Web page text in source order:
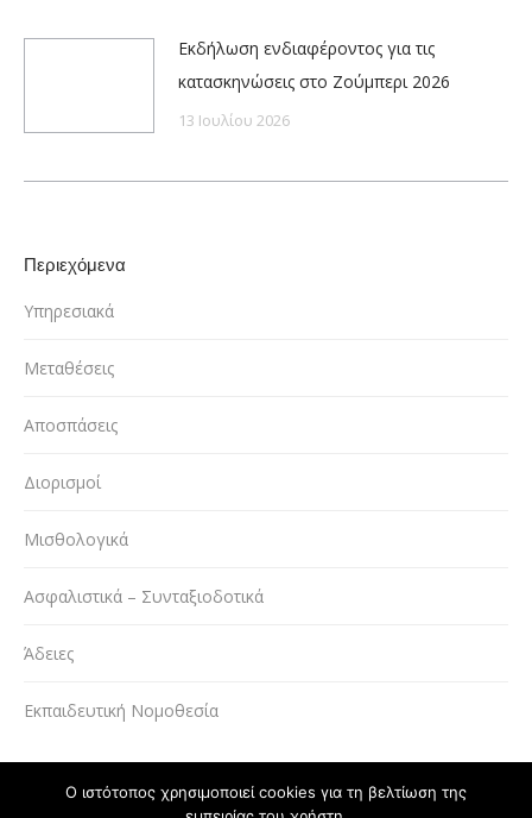
Εκδήλωση ενδιαφέροντος για τις
κατασκηνώσεις στο Ζούμπερι 2026
13 Ιουλίου 2026
Περιεχόμενα
Υπηρεσιακά
Μεταθέσεις
Αποσπάσεις
Διορισμοί
Μισθολογικά
Ασφαλιστικά – Συνταξιοδοτικά
Άδειες
Εκπαιδευτική Νομοθεσία
Ο ιστότοπος χρησιμοποιεί cookies για τη βελτίωση της